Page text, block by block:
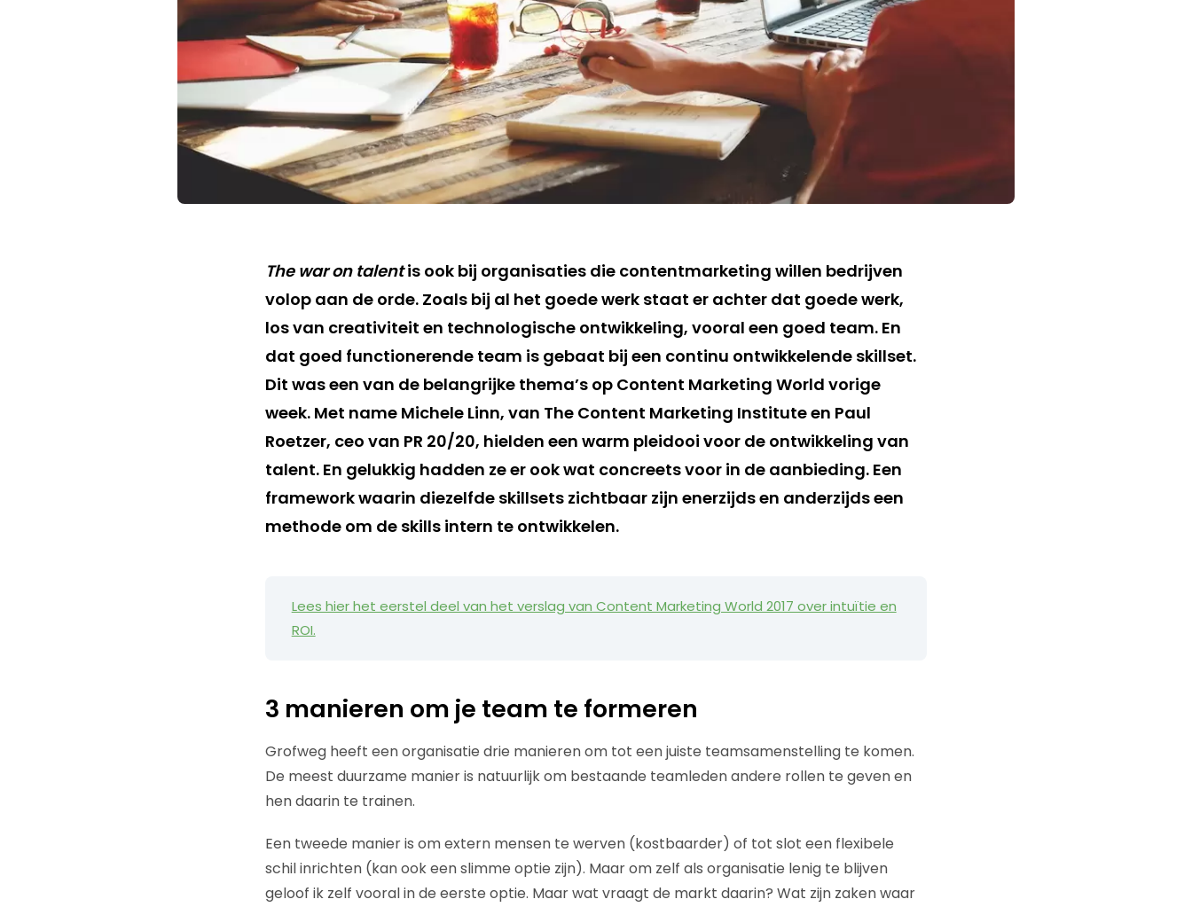
The war on talentis ook bij organisaties die contentmarketing willen bedrijven
volop aan de orde. Zoals bij al het goede werk staat er achter dat goede werk,
los van creativiteit en technologische ontwikkeling, vooral een goed team. En
dat goed functionerende team is gebaat bij een continu ontwikkelende skillset.
Dit was een van de belangrijke thema’s op Content Marketing World vorige
week. Met name Michele Linn, van The Content Marketing Institute en Paul
Roetzer, ceo van PR 20/20, hielden een warm pleidooi voor de ontwikkeling van
talent. En gelukkig hadden ze er ook wat concreets voor in de aanbieding. Een
framework waarin diezelfde skillsets zichtbaar zijn enerzijds en anderzijds een
methode om de skills intern te ontwikkelen.
Lees hier het eerstel deel van het verslag van Content Marketing World 2017 over intuïtie en
ROI.
3 manieren om je team te formeren
Grofweg heeft een organisatie drie manieren om tot een juiste teamsamenstelling te komen.
De meest duurzame manier is natuurlijk om bestaande teamleden andere rollen te geven en
hen daarin te trainen.
Een tweede manier is om extern mensen te werven (kostbaarder) of tot slot een flexibele
schil inrichten (kan ook een slimme optie zijn). Maar om zelf als organisatie lenig te blijven
geloof ik zelf vooral in de eerste optie. Maar wat vraagt de markt daarin? Wat zijn zaken waar